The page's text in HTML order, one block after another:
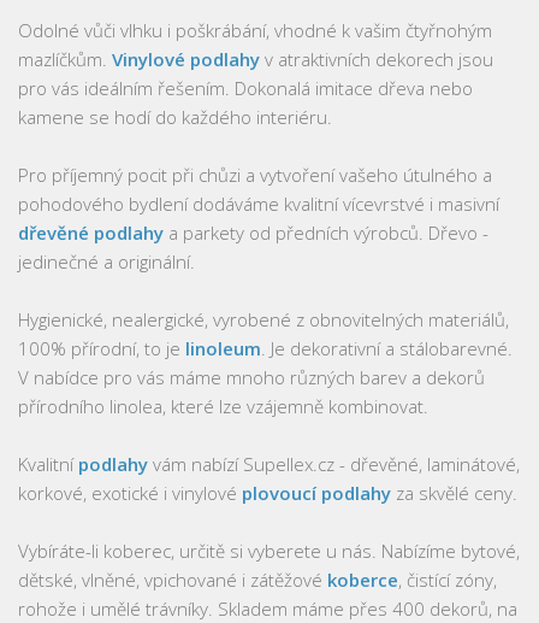
Odolné vůči vlhku i poškrábání, vhodné k vašim čtyřnohým
mazlíčkům. Vinylové podlahy v atraktivních dekorech jsou
pro vás ideálním řešením. Dokonalá imitace dřeva nebo
kamene se hodí do každého interiéru.
Pro příjemný pocit při chůzi a vytvoření vašeho útulného a
pohodového bydlení dodáváme kvalitní vícevrstvé i masivní
dřevěné podlahy a parkety od předních výrobců. Dřevo -
jedinečné a originální.
Hygienické, nealergické, vyrobené z obnovitelných materiálů,
100% přírodní, to je linoleum . Je dekorativní a stálobarevné.
V nabídce pro vás máme mnoho různých barev a dekorů
přírodního linolea, které lze vzájemně kombinovat.
Kvalitní podlahy vám nabízí Supellex.cz - dřevěné, laminátové,
korkové, exotické i vinylové plovoucí podlahy za skvělé ceny.
Vybíráte-li koberec, určitě si vyberete u nás. Nabízíme bytové,
dětské, vlněné, vpichované i zátěžové koberce, čistící zóny,
rohože i umělé trávníky. Skladem máme přes 400 dekorů, na